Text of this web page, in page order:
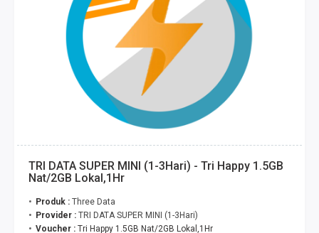
TRI DATA SUPER MINI (1-3Hari) - Tri Happy 1.5GB
Nat/2GB Lokal,1Hr
Produk : Three Data
Provider : TRI DATA SUPER MINI (1-3Hari)
Voucher : Tri Happy 1.5GB Nat/2GB Lokal,1Hr